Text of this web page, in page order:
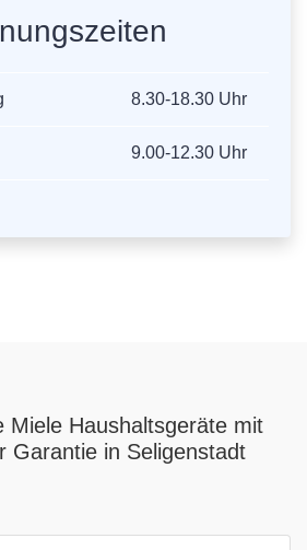
8.30-18.30 Uhr
9.00-12.30 Uhr
Miele Haushaltsgeräte mit
Garantie in Seligenstadt